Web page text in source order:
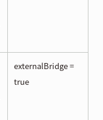
externalBridge =
true